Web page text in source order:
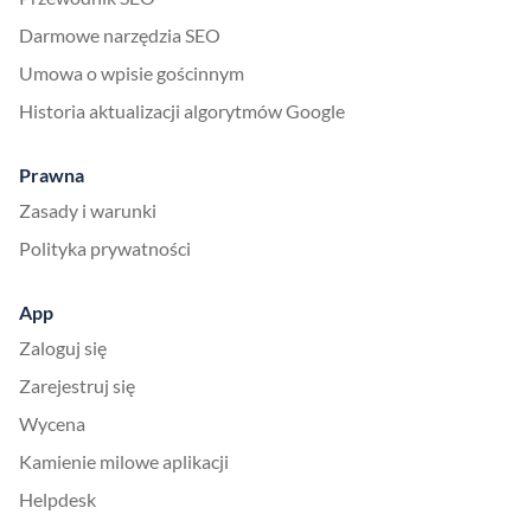
Darmowe narzędzia SEO
Umowa o wpisie gościnnym
Historia aktualizacji algorytmów Google
Prawna
Zasady i warunki
Polityka prywatności
App
Zaloguj się
Zarejestruj się
Wycena
Kamienie milowe aplikacji
Helpdesk